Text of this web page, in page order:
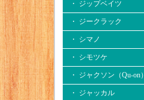
・ ジップベイツ
・ ジークラック
・ シマノ
・ シモツケ
・ ジャクソン（Qu-on）
・ ジャッカル